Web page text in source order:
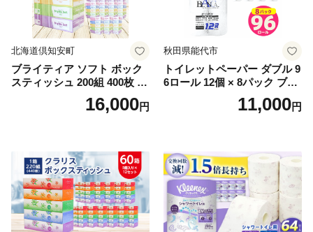
北海道倶知安町
ブライティア ソフト ボック
スティッシュ 200組 400枚 60
箱 日本製 まとめ買い ティッ
シュ リサイクル 長持 防災 常
倶知安町 日用品
16,000円
秋田県能代市
トイレットペーパー ダブル 9
6ロール 12個 × 8パック ブラ
ンカ 再生紙 100％ 芯あり 日
用品 消耗品 無香料 生活用品
11,000円